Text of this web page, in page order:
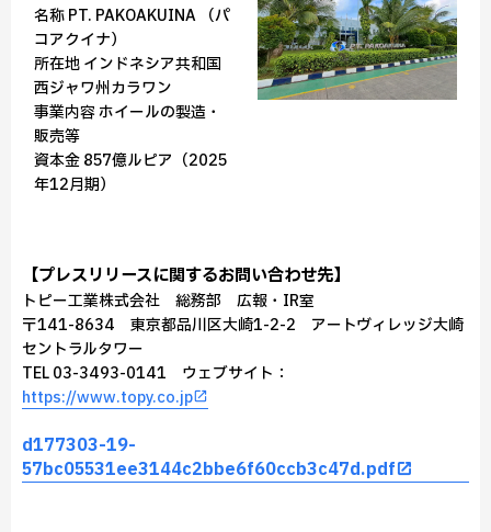
名称 PT. PAKOAKUINA （パ
コアクイナ）
所在地 インドネシア共和国
西ジャワ州カラワン
事業内容 ホイールの製造・
販売等
資本金 857億ルピア（2025
年12月期）
【プレスリリースに関するお問い合わせ先】
トピー工業株式会社 総務部 広報・IR室
〒141-8634 東京都品川区大崎1-2-2 アートヴィレッジ大崎
セントラルタワー
TEL 03-3493-0141 ウェブサイト：
https://www.topy.co.jp
d177303-19-
57bc05531ee3144c2bbe6f60ccb3c47d.pdf